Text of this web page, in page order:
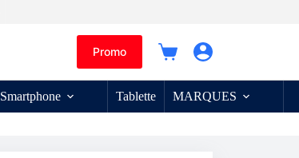
Promo
Panier
Smartphone Tablette MARQUES